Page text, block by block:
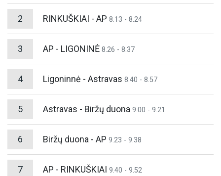
2 RINKUŠKIAI - AP 8.13 - 8.24
3 AP - LIGONINĖ 8.26 - 8.37
4 Ligoninnė - Astravas 8.40 - 8.57
5 Astravas - Biržų duona 9.00 - 9.21
6 Biržų duona - AP 9.23 - 9.38
7 AP - RINKUŠKIAI 9.40 - 9.52